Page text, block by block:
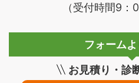
（受付時間9：
フォーム
お見積り・診